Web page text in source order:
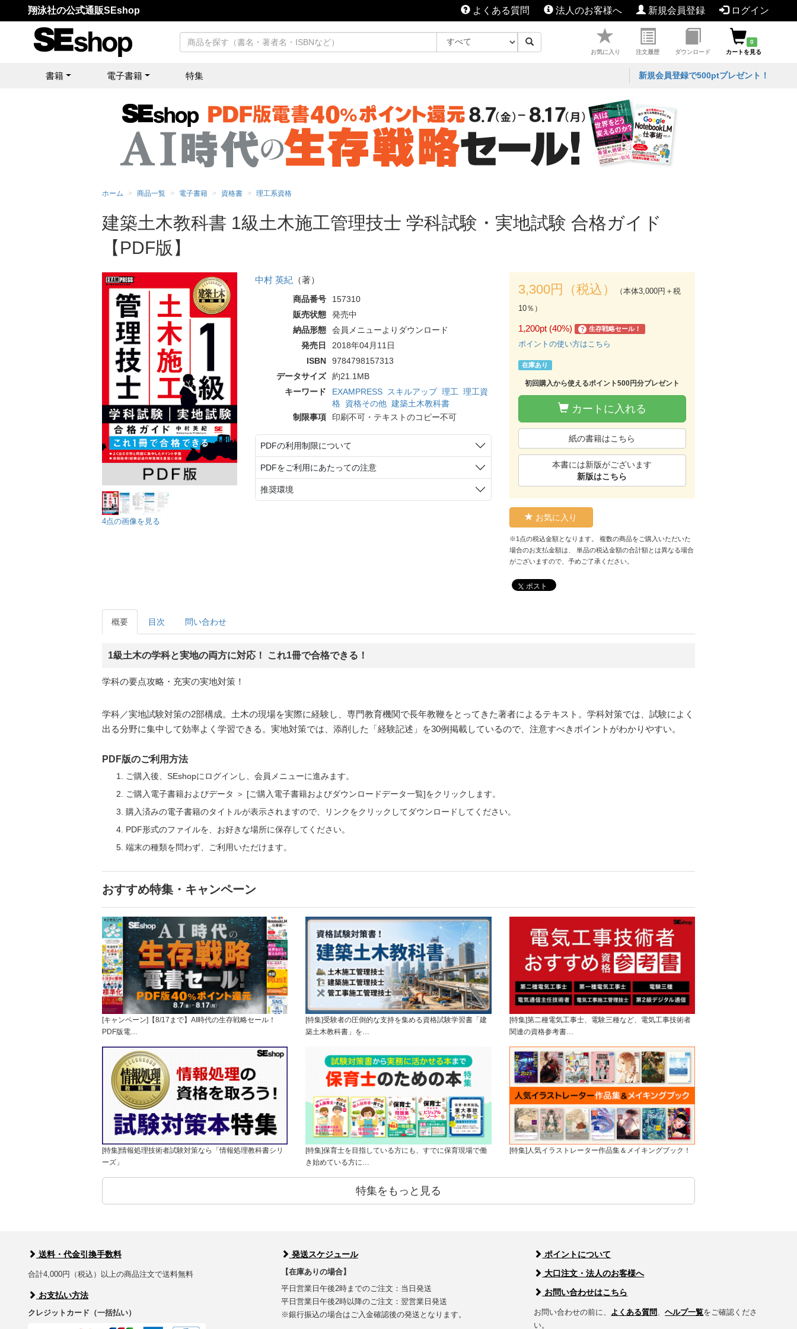
翔泳社の公式通販SEshop よくある質問 法人のお客様へ 新規会員登録 ログイン
お気に入り 注文履歴 ダウンロード
0
カートを見る
書籍 電子書籍 特集 新規会員登録で500ptプレゼント！
ホーム 商品一覧 電子書籍 資格書 理工系資格
建築土木教科書 1級土木施工管理技士 学科試験・実地試験 合格ガイド
【PDF版】
4点の画像を見る
中村 英紀（著）
商品番号
157310
販売状態
発売中
納品形態
会員メニューよりダウンロード
発売日
2018年04月11日
ISBN
9784798157313
データサイズ
約21.1MB
キーワード
EXAMPRESS スキルアップ 理工 理工資
格 資格その他 建築土木教科書
制限事項
印刷不可・テキストのコピー不可
PDFの利用制限について
PDFをご利用にあたっての注意
推奨環境
3,300円（税込）
（本体3,000円＋税
10％）
1,200pt (40%) ? 生存戦略セール！
ポイントの使い方はこちら
在庫あり
初回購入から使えるポイント500円分プレゼント
カートに入れる
紙の書籍はこちら
本書には新版がございます
新版はこちら
お気に入り
※1点の税込金額となります。 複数の商品をご購入いただいた
場合のお支払金額は、 単品の税込金額の合計額とは異なる場合
がございますので、予めご了承ください。
ポスト
概要 目次 問い合わせ
1級土木の学科と実地の両方に対応！ これ1冊で合格できる！
学科の要点攻略・充実の実地対策！
学科／実地試験対策の2部構成。土木の現場を実際に経験し、専門教育機関で長年教鞭をとってきた著者によるテキスト。学科対策では、試験によく
出る分野に集中して効率よく学習できる。実地対策では、添削した「経験記述」を30例掲載しているので、注意すべきポイントがわかりやすい。
PDF版のご利用方法
ご購入後、SEshopにログインし、会員メニューに進みます。
ご購入電子書籍およびデータ ＞ [ご購入電子書籍およびダウンロードデータ一覧]をクリックします。
購入済みの電子書籍のタイトルが表示されますので、リンクをクリックしてダウンロードしてください。
PDF形式のファイルを、お好きな場所に保存してください。
端末の種類を問わず、ご利用いただけます。
おすすめ特集・キャンペーン
[キャンペーン]【8/17まで】AI時代の生存戦略セール！
PDF版電…
[特集]受験者の圧倒的な支持を集める資格試験学習書「建
築土木教科書」を…
[特集]第二種電気工事士、電験三種など、電気工事技術者
関連の資格参考書…
[特集]情報処理技術者試験対策なら「情報処理教科書シリ
ーズ」
[特集]保育士を目指している方にも、すでに保育現場で働
き始めている方に…
[特集]人気イラストレーター作品集＆メイキングブック！
特集をもっと見る
送料・代金引換手数料
合計4,000円（税込）以上の商品注文で送料無料
お支払い方法
クレジットカード（一括払い）
発送スケジュール
【在庫ありの場合】
平日営業日午後2時までのご注文：当日発送
平日営業日午後2時以降のご注文：翌営業日発送
※銀行振込の場合はご入金確認後の発送となります。
ポイントについて
大口注文・法人のお客様へ
お問い合わせはこちら
お問い合わせの前に、 よくある質問 、ヘルプ一覧をご確認くださ
い。